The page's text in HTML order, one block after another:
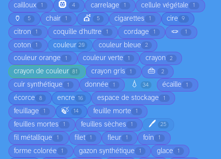
cailloux 1 🛞 4 carrelage 1 cellule végétale 1
🏺 5 chair 1 💇 5 cigarettes 1 cire 9
citron 1 coquille d'huître 1 cordage 1 🪢 1
coton 1 couleur 20 couleur bleue 2
couleur orange 1 couleur verte 1 crayon 2
crayon de couleur 81 crayon gris 1 👜 2
cuir synthétique 1 donnée 1 💧 34 écaille 1
écorce 8 encre 16 espace de stockage 1
feuillage 1 🍃 14 feuille morte 1
feuilles mortes 1 feuilles sèches 1 🖊️ 25
fil métallique 1 filet 1 fleur 1 foin 1
forme colorée 1 gazon synthétique 1 glace 1